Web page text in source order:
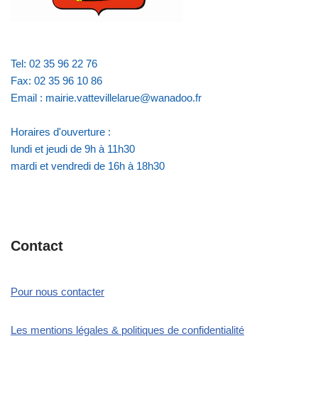
Tel: 02 35 96 22 76
Fax: 02 35 96 10 86
Email : mairie.vattevillelarue@wanadoo.fr
Horaires d'ouverture :
lundi et jeudi de 9h à 11h30
mardi et vendredi de 16h à 18h30
Contact
Pour nous contacter
Les mentions légales & politiques de confidentialité